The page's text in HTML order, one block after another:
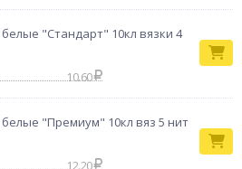
"Стандарт" 10кл вязки 4
10.60
"Премиум" 10кл вяз 5 нит
12.20